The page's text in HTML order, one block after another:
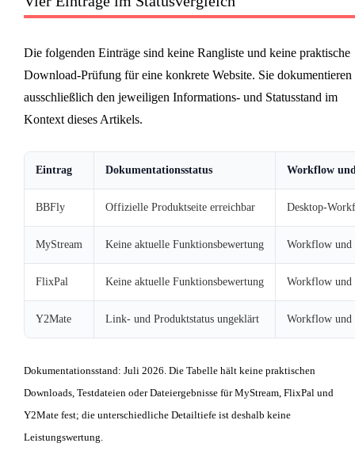
Die folgenden Einträge sind keine Rangliste und keine praktische
Download-Prüfung für eine konkrete Website. Sie dokumentieren
ausschließlich den jeweiligen Informations- und Statusstand im
Kontext dieses Artikels.
Eintrag Dokumentationsstatus Workflow
BBFly Offizielle Produktseite erreichbar Desktop-
MyStream Keine aktuelle Funktionsbewertung Workflow und
FlixPal Keine aktuelle Funktionsbewertung Workflow und
Y2Mate Link- und Produktstatus ungeklärt Workflow und
Dokumentationsstand: Juli 2026. Die Tabelle hält keine praktischen
Downloads, Testdateien oder Dateiergebnisse für MyStream, FlixPal und
Y2Mate fest; die unterschiedliche Detailtiefe ist deshalb keine
Leistungswertung.